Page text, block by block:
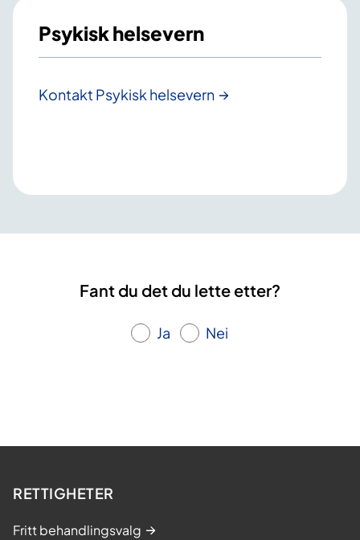
Psykisk helsevern
Kontakt Psykisk helsevern
Fant du det du lette etter?
Ja Nei
RETTIGHETER
Fritt behandlingsvalg